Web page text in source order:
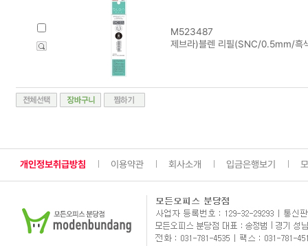
M523487
제브라)블렌 리필(SNC/0.5mm/흑
개인정보취급방침 이용약관 회사소개 입금은행보기